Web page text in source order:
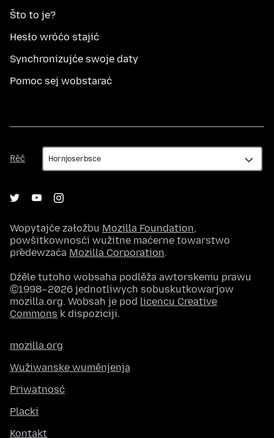
Što to je?
Hesło wróćo stajić
Synchronizujće swoje daty
Pomoc sej wobstarać
Rěč
Rěč
Wopytajće załožbu Mozilla Foundation,
powšitkownosći wužitne maćerne towarstwo
předewzaća Mozilla Corporation.
Dźěle tutoho wobsaha podlěža awtorskemu prawu
©1998–2026 jednotliwych sobuskutkowarjow
mozilla.org. Wobsah je pod licencu Creative
Commons k dispoziciji.
mozilla.org
Wužiwanske wuměnjenja
Priwatnosć
Placki
Kontakt